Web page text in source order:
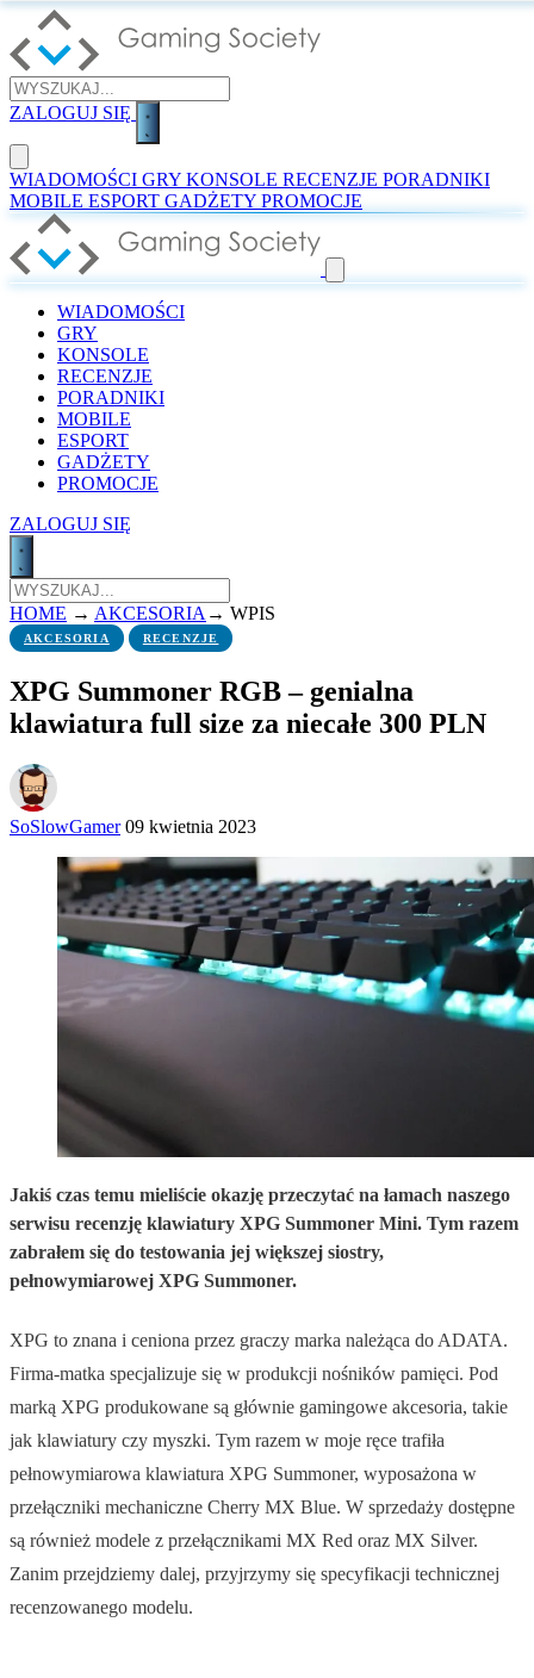
ZALOGUJ SIĘ
WIADOMOŚCI GRY KONSOLE RECENZJE PORADNIKI
MOBILE ESPORT GADŻETY PROMOCJE
WIADOMOŚCI
GRY
KONSOLE
RECENZJE
PORADNIKI
MOBILE
ESPORT
GADŻETY
PROMOCJE
ZALOGUJ SIĘ
HOME → AKCESORIA → WPIS
AKCESORIA RECENZJE
XPG Summoner RGB – genialna
klawiatura full size za niecałe 300 PLN
SoSlowGamer 09 kwietnia 2023
Jakiś czas temu mieliście okazję przeczytać na łamach naszego
serwisu recenzję klawiatury XPG Summoner Mini. Tym razem
zabrałem się do testowania jej większej siostry,
pełnowymiarowej XPG Summoner.
XPG to znana i ceniona przez graczy marka należąca do ADATA.
Firma-matka specjalizuje się w produkcji nośników pamięci. Pod
marką XPG produkowane są głównie gamingowe akcesoria, takie
jak klawiatury czy myszki. Tym razem w moje ręce trafiła
pełnowymiarowa klawiatura XPG Summoner, wyposażona w
przełączniki mechaniczne Cherry MX Blue. W sprzedaży dostępne
są również modele z przełącznikami MX Red oraz MX Silver.
Zanim przejdziemy dalej, przyjrzymy się specyfikacji technicznej
recenzowanego modelu.